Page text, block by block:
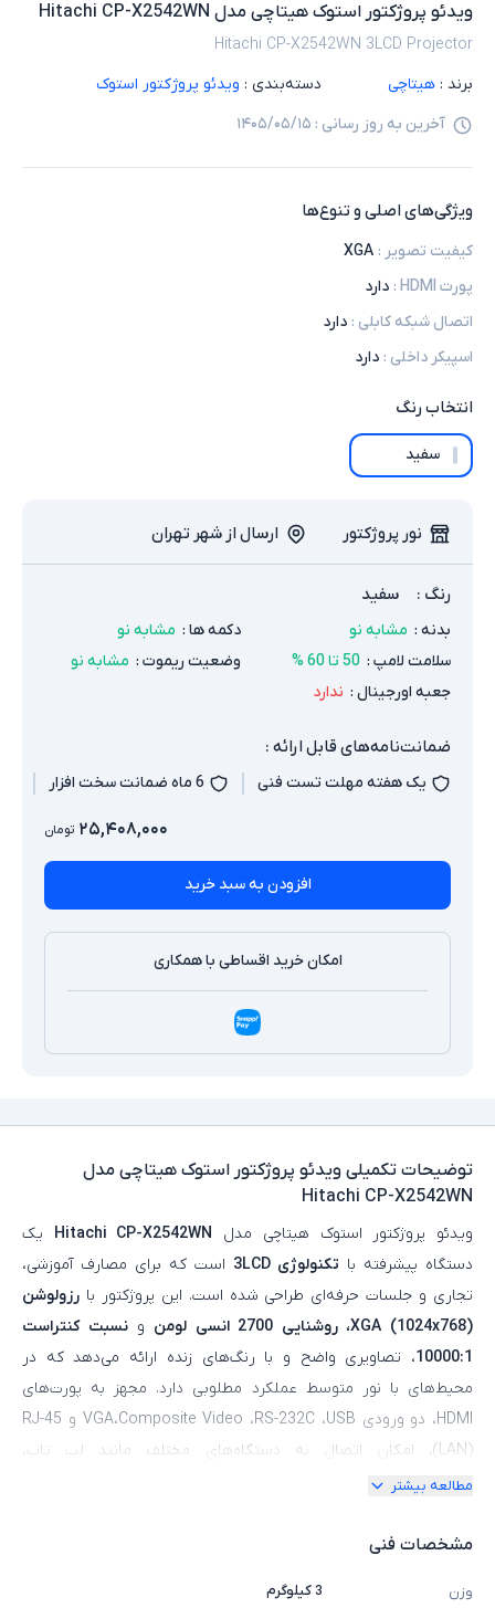
ویدئو پروژکتور استوک هیتاچی مدل Hitachi CP-X2542WN
Hitachi CP-X2542WN 3LCD Projector
برند : هیتاچی دسته‌بندی : ویدئو پروژکتور استوک
آخرین به روز رسانی : ۱۴۰۵/۰۵/۱۵
ویژگی‌های اصلی و تنوع‌ها
کیفیت تصویر :
XGA
پورت HDMI
: دارد
اتصال شبکه کابلی : دارد
اسپیکر داخلی : دارد
انتخابرنگ
سفید
نور پروژکتور ارسال از شهر تهران
رنگ : سفید
بدنه : مشابه نو دکمه ها : مشابه نو
سلامت لامپ : 50 تا 60 % وضعیت ریموت : مشابه نو
جعبه اورجینال : ندارد
ضمانت‌نامه‌های قابل ارائه :
یک هفته مهلت تست فنی 6 ماه ضمانت سخت افزار
۲۵,۴۰۸,۰۰۰ تومان
افزودن به سبد خرید
امکان خرید اقساطی با همکاری
توضیحات تکمیلی ویدئو پروژکتور استوک هیتاچی مدل
Hitachi CP-X2542WN
ویدئو پروژکتور استوک هیتاچی مدل Hitachi CP-X2542WN یک
دستگاه پیشرفته با تکنولوژی 3LCD
است که برای مصارف آموزشی،
تجاری و جلسات حرفه‌ای طراحی شده است. این پروژکتور با رزولوشن
XGA (1024x768)، روشنایی 2700 انسی لومن
ونسبت کنتراست
10000:1، تصاویری واضح و با رنگ‌های زنده ارائه می‌دهد که در
محیط‌های با نور متوسط عملکرد مطلوبی دارد. مجهز به پورت‌های
HDMI، دو ورودی VGA،Composite Video ،RS-232C ،USB و RJ-45
(LAN)، امکان اتصال به دستگاه‌های مختلف مانند لپ‌ تاپ،
مناسب می‌سازد.
مطالعه بیشتر
مشخصات فنی
وزن 3 کیلوگرم